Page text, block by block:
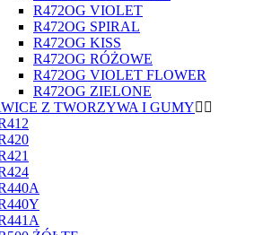
R472OG VIOLET
R472OG SPIRAL
R472OG KISS
R472OG RÓŻOWE
R472OG VIOLET FLOWER
R472OG ZIELONE
Z TWORZYWA I GUMY